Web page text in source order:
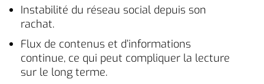
Instabilité du réseau social depuis son
rachat.
Flux de contenus et d’informations
continue, ce qui peut compliquer la lecture
sur le long terme.